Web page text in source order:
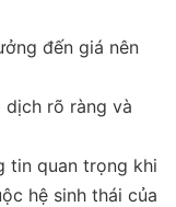
đến giá nên
dịch rõ ràng và
tin quan trọng khi
hệ sinh thái của